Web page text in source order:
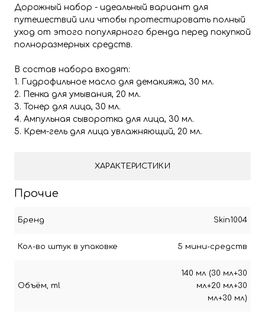
Дорожный набор - идеальный вариант для
путешествий или чтобы протестировать полный
уход от этого популярного бренда перед покупкой
полноразмерных средств.
В состав набора входят:
1. Гидрофильное масло для демакияжа, 30 мл.
2. Пенка для умывания, 20 мл.
3. Тонер для лица, 30 мл.
4. Ампульная сыворотка для лица, 30 мл.
5. Крем-гель для лица увлажняющий, 20 мл.
ХАРАКТЕРИСТИКИ
Прочие
Бренд Skin1004
Кол-во штук в упаковке 5 мини-средств
Объём, ml
140 мл (30 мл+30
мл+20 мл+30
мл+30 мл)